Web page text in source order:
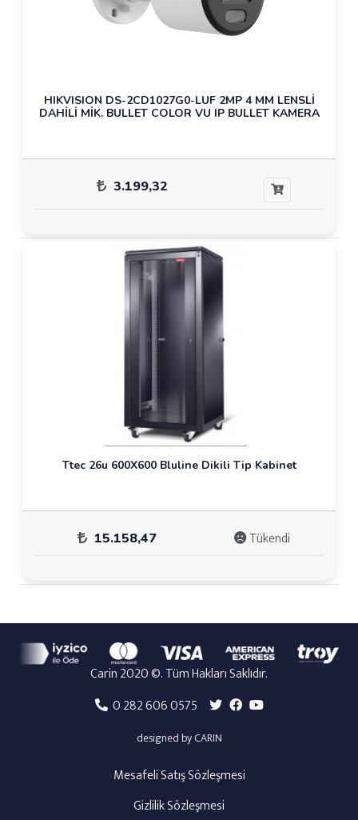
HIKVISION DS-2CD1027G0-LUF 2MP 4 MM LENSLİ
DAHİLİ MİK. BULLET COLOR VU IP BULLET KAMERA
3.199,32
Ttec 26u 600X600 Bluline Dikili Tip Kabinet
15.158,47 Tükendi
Carin 2020 ©. Tüm Hakları Saklıdır.
0 282 606 0575
designed by CARIN
Mesafeli Satış Sözleşmesi
Gizlilik Sözleşmesi